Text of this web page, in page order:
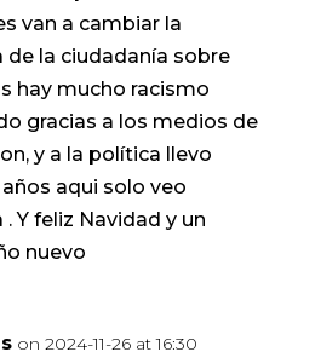
van a cambiar la
de la ciudadanía sobre
hay mucho racismo
gracias a los medios de
y a la política llevo
aqui solo veo
Y feliz Navidad y un
nuevo
on 2024-11-26 at 16:30